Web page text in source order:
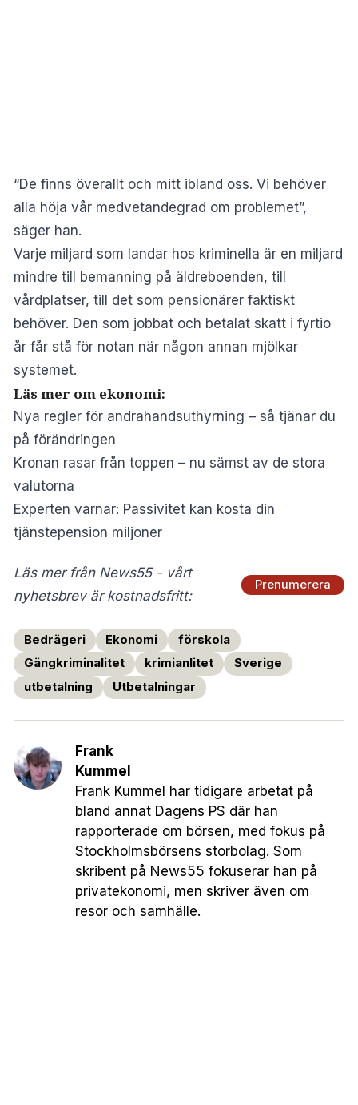
“De finns överallt och mitt ibland oss. Vi behöver
alla höja vår medvetandegrad om problemet”,
säger han.
Varje miljard som landar hos kriminella är en miljard
mindre till bemanning på äldreboenden, till
vårdplatser, till det som pensionärer faktiskt
behöver. Den som jobbat och betalat skatt i fyrtio
år får stå för notan när någon annan mjölkar
systemet.
Läs mer om ekonomi:
Nya regler för andrahandsuthyrning – så tjänar du
på förändringen
Kronan rasar från toppen – nu sämst av de stora
valutorna
Experten varnar: Passivitet kan kosta din
tjänstepension miljoner
Läs mer från News55 - vårt
nyhetsbrev är kostnadsfritt:
Prenumerera
Bedrägeri Ekonomi
förskola
Gängkriminalitet
krimianlitet
Sverige
utbetalning
Utbetalningar
Frank
Kummel
Frank Kummel har tidigare arbetat på
bland annat Dagens PS där han
rapporterade om börsen, med fokus på
Stockholmsbörsens storbolag. Som
skribent på News55 fokuserar han på
privatekonomi, men skriver även om
resor och samhälle.